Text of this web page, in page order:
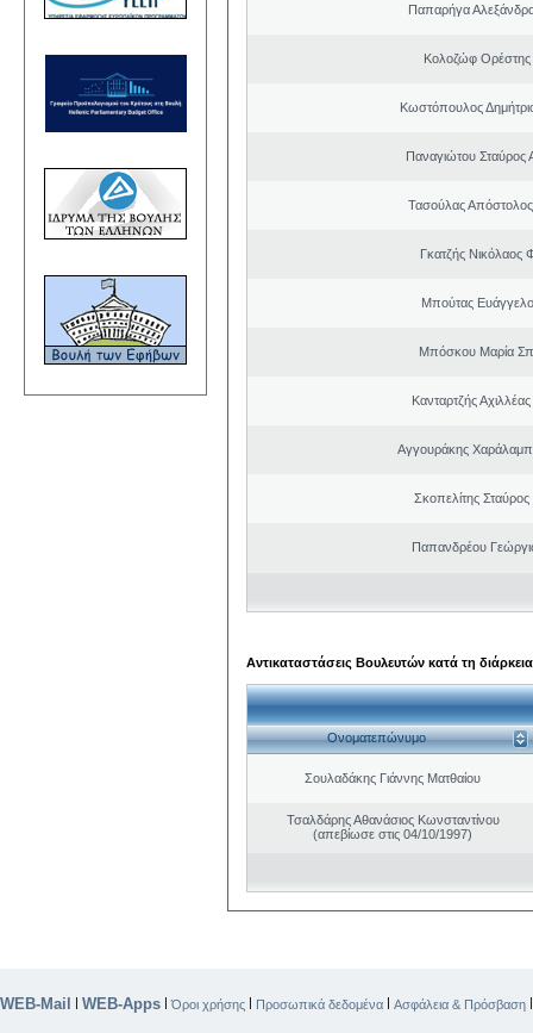
Παπαρήγα
Κολοζώφ
Κωστόπουλος
Παναγιώτου Σταύρος
Τασούλας Απόστολος
Γκατζής Νικόλαος
Μπούτας
Μπόσκου Μαρία
Κανταρτζής
Αγγουράκης
Σκοπελίτης
Παπανδρέου
Αντικαταστάσεις Βουλευτών κατά τη
Ονοματεπώνυμο
Σουλαδάκης Γιάννης Ματθαίου
Τσαλδάρης Αθανάσιος Κωνσταντίνου
(απεβίωσε στις 04/10/1997)
WEB-Mail | WEB-Apps |Όροι χρήσης | Προσωπικά δεδομένα | Ασφάλεια & Πρόσβαση